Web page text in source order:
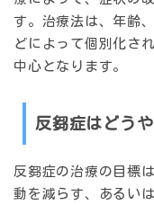
す。治療法は、年齢
どによって個別化さ
中心となります。
反芻症はどう
反芻症の治療の目標
動を減らす、あるい